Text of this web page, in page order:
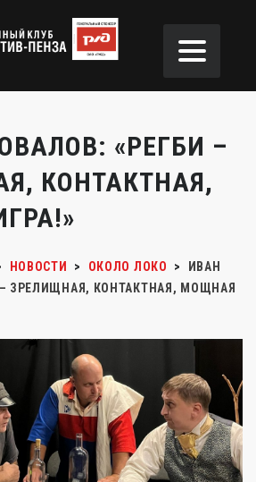
«РЕГБИ –
КОНТАКТНАЯ,
НОВОСТИ > ОКОЛО ЛОКО >
ИВАН
ЗРЕЛИЩНАЯ, КОНТАКТНАЯ, МОЩНАЯ